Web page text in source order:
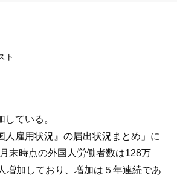
ト
ている。
人雇用状況』の届出状況まとめ」に
末時点の外国人労働者数は128万
増加しており、増加は５年連続であ